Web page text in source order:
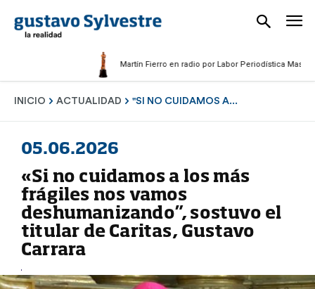
Martín Fierro en radio por Labor Periodística Masculina 2025
INICIO ACTUALIDAD "SI NO CUIDAMOS A...
05.06.2026
«Si no cuidamos a los más
frágiles nos vamos
deshumanizando”, sostuvo el
titular de Caritas, Gustavo
Carrara